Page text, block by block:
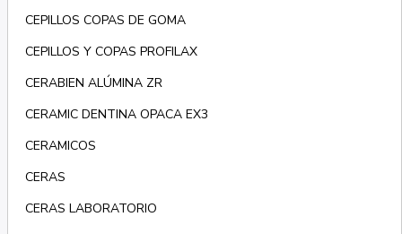
CEPILLOS COPAS DE GOMA
CEPILLOS Y COPAS PROFILAX
CERABIEN ALÚMINA ZR
CERAMIC DENTINA OPACA EX3
CERAMICOS
CERAS
CERAS LABORATORIO